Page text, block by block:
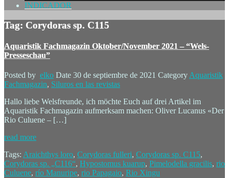
INDICADOR
Tag: Corydoras sp. C115
Aquaristik Fachmagazin Oktober/November 2021 – “Wels-
Presseschau”
Posted by elko Date 30 de septiembre de 2021 Category Aquaristik
Fachmagazin, Siluros en las revistas
Hallo liebe Welsfreunde, ich möchte Euch auf drei Artikel im
Aquaristik Fachmagazin aufmerksam machen: Oliver Lucanus «Der
Rio Culuene – […]
read more
Tags: Araichthys loro, Corydoras fulleri, Corydoras sp. C115,
Corydoras sp. „C116“, Hypostomus kuarup, Pimelodella gracilis, rio
Culuene, río Manuripe, rio Papagaio, Rio Xingu